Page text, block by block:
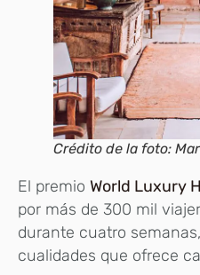
Crédito de la foto:
El premio World Luxury
por más de 300 mil
durante cuatro
cualidades que ofrece